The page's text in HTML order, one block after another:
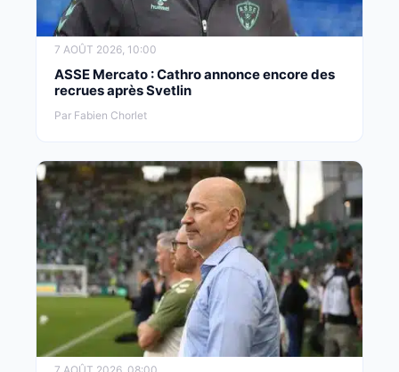
7 AOÛT 2026, 10:00
ASSE Mercato : Cathro annonce encore des
recrues après Svetlin
Par Fabien Chorlet